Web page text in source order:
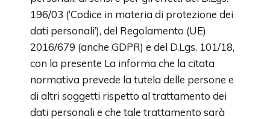
196/03 (‘Codice in materia di protezione dei
dati personali’), del Regolamento (UE)
2016/679 (anche GDPR) e del D.Lgs. 101/18,
con la presente La informa che la citata
normativa prevede la tutela delle persone e
di altri soggetti rispetto al trattamento dei
dati personali e che tale trattamento sarà